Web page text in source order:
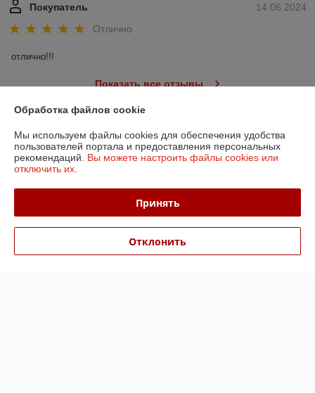
14.06.2024
Покупатель
Отлично
отлично!!!
Показать все отзывы
О нас
Контакты
График работы
Обработка файлов cookie
Мы используем файлы cookies для обеспечения удобства
пользователей портала и предоставления персональных
рекомендаций. Вы можете настроить файлы cookies или
отключить их.
Принять
Отклонить